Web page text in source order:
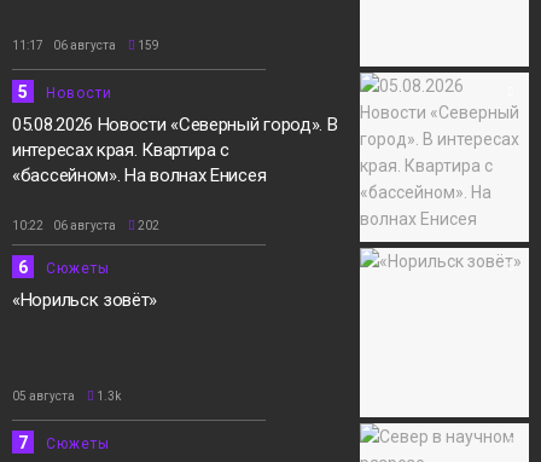
11:17 06 августа 159
5 Новости
05.08.2026 Новости «Северный город». В
интересах края. Квартира с
«бассейном». На волнах Енисея
10:22 06 августа 202
6 Сюжеты
«Норильск зовёт»
05 августа 1.3k
7 Сюжеты